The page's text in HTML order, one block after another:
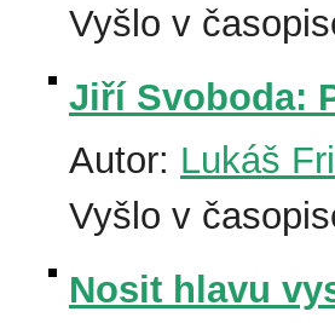
Vyšlo v
Jiří Svoboda:
Autor: Lukáš
Vyšlo v
Nosit hlavu